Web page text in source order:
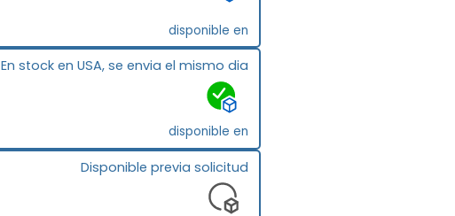
disponible en
En stock en USA, se envia el mismo dia
disponible en
Disponible previa solicitud